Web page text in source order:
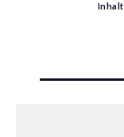
Inhalt